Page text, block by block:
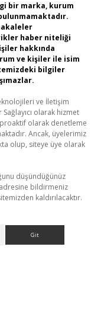
bir marka, kurum
haber niteliği
hakkında
ve kişiler ile isim
bilgiler
ve İletişim
olarak hizmet
olarak denetleme
Ancak, üyelerimiz
olup, siteye üye olarak
düşündüğünüz
adresine bildirmeniz
kaldırılacaktır.